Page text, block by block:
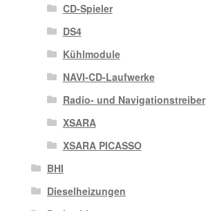
CD-Spieler
DS4
Kühlmodule
NAVI-CD-Laufwerke
Radio- und Navigationstreiber
XSARA
XSARA PICASSO
BHI
Dieselheizungen